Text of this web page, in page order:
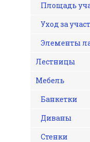
Площадь
Уход за
Элементы
Лестницы
Мебель
Банкетки
Диваны
Стенки